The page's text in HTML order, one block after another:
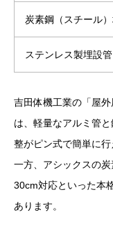
炭素鋼（スチール
ステンレス製埋設管
吉田体機工業の「屋外
は、軽量なアルミ管
整がピン式で簡単に行
一方、アシックスの
30cm対応といった本
あります。